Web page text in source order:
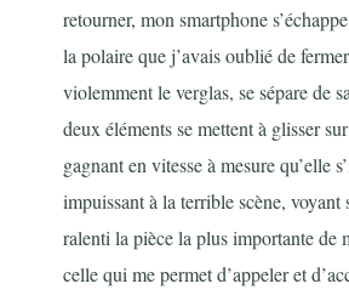
retourner, mon smartphone
la polaire que j’avais oublié de
violemment le verglas, se sépare de
deux éléments se mettent à glisser
gagnant en vitesse à mesure qu’elle
impuissant à la terrible scène, voyant
ralenti la pièce la plus importante de
celle qui me permet d’appeler et